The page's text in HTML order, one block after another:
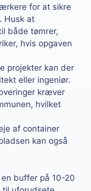
for at sikre
Husk at
både tømrer,
hvis opgaven
projekter kan der
eller ingeniør.
kræver
hvilket
af container
kan også
buffer på 10-20